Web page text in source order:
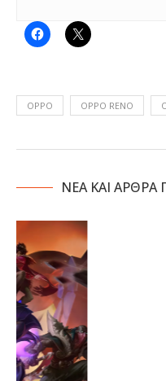
OPPO OPPO RENO
NΕΑ ΚΑΙ